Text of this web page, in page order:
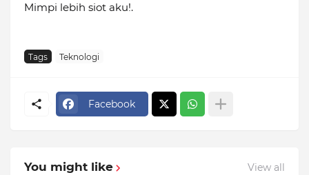
Mimpi lebih siot aku!.
Tags Teknologi
Facebook
You might like View all